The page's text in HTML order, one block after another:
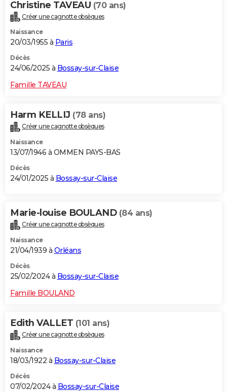
Christine TAVEAU (70 ans)
Créer une cagnotte obsèques
Naissance
20/03/1955 à Paris
Décès
24/06/2025 à Bossay-sur-Claise
Famille TAVEAU
Harm KELLIJ (78 ans)
Créer une cagnotte obsèques
Naissance
13/07/1946 à OMMEN PAYS-BAS
Décès
24/01/2025 à Bossay-sur-Claise
Marie-louise BOULAND (84 ans)
Créer une cagnotte obsèques
Naissance
21/04/1939 à Orléans
Décès
25/02/2024 à Bossay-sur-Claise
Famille BOULAND
Edith VALLET (101 ans)
Créer une cagnotte obsèques
Naissance
18/03/1922 à Bossay-sur-Claise
Décès
07/02/2024 à Bossay-sur-Claise